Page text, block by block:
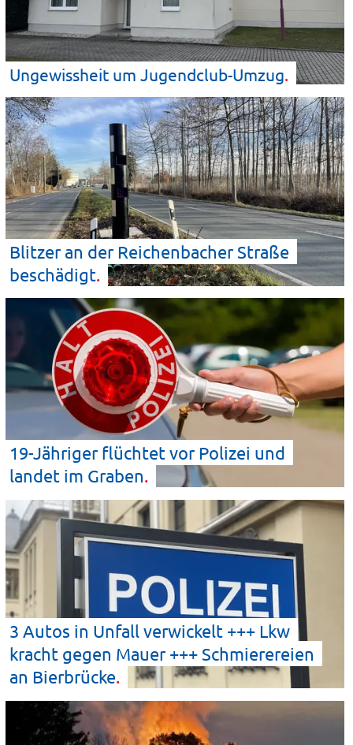
Ungewissheit um Jugendclub-Umzug
Blitzer an der Reichenbacher Straße
beschädigt
19-Jähriger flüchtet vor Polizei und
landet im Graben
3 Autos in Unfall verwickelt +++ Lkw
kracht gegen Mauer +++ Schmierereien
an Bierbrücke